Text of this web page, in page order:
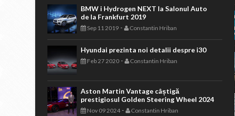
BMW i Hydrogen NEXT la Salonul Auto
de la Frankfurt 2019
Sep 11 2019 - Constantin Hriban
Hyundai prezinta noi detalii despre i30
Feb 27 2020 - Constantin Hriban
Aston Martin Vantage câștigă
prestigiosul Golden Steering Wheel 2024
Nov 09 2024- Constantin Hriban